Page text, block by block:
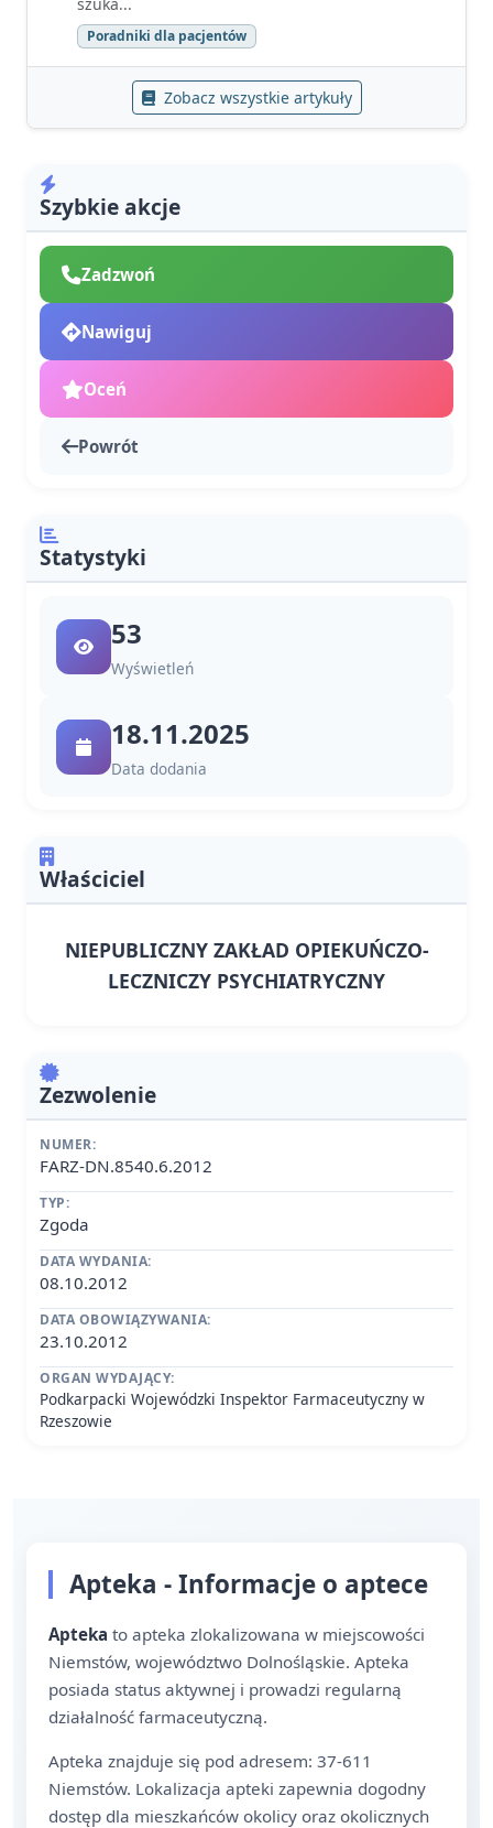
Poradniki dla pacjentów
Zobacz wszystkie artykuły
Szybkie akcje
Zadzwoń
Nawiguj
Oceń
Powrót
Statystyki
53
Wyświetleń
18.11.2025
Data dodania
Właściciel
NIEPUBLICZNY ZAKŁAD OPIEKUŃCZO-
LECZNICZY PSYCHIATRYCZNY
Zezwolenie
NUMER:
FARZ-DN.8540.6.2012
TYP:
Zgoda
DATA WYDANIA:
08.10.2012
DATA OBOWIĄZYWANIA:
23.10.2012
ORGAN WYDAJĄCY:
Podkarpacki Wojewódzki Inspektor Farmaceutyczny w
Rzeszowie
Apteka - Informacje o aptece
Apteka to apteka zlokalizowana w miejscowości
Niemstów, województwo Dolnośląskie. Apteka
posiada status aktywnej i prowadzi regularną
działalność farmaceutyczną.
Apteka znajduje się pod adresem: 37-611
Niemstów. Lokalizacja apteki zapewnia dogodny
dostęp dla mieszkańców okolicy oraz okolicznych